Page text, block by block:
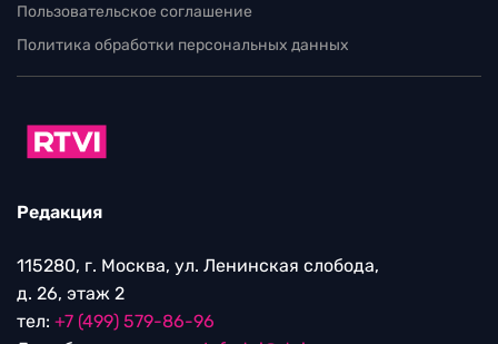
Пользовательское соглашение
Политика обработки персональных данных
Редакция
115280, г. Москва, ул. Ленинская слобода,
д. 26, этаж 2
тел: +7 (499) 579-86-96